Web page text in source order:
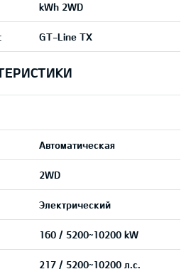
kWh 2WD
GT-Line TX
Автоматическая
2WD
Электрический
160 / 5200~10200 kW
217 / 5200~10200 л.с.